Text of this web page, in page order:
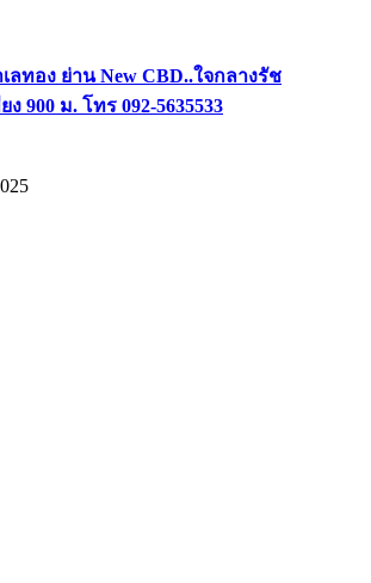
ทอง ย่าน New CBD..ใจกลางรัช
900 ม. โทร 092-5635533